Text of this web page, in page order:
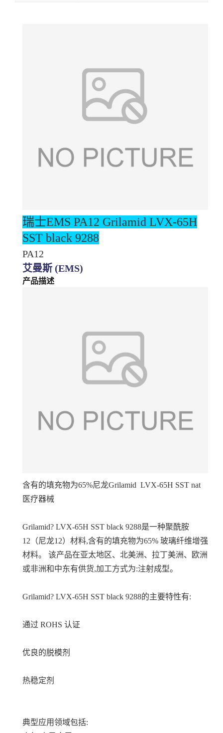
瑞士EMS PA12 Grilamid LVX-65H
SST black 9288
PA12
艾曼斯 (EMS)
产品描述
含有的填充物为65%尼龙Grilamid LVX-65H SST nat
医疗器械
Grilamid? LVX-65H SST black 9288是一种聚酰胺
12（尼龙12）材料,含有的填充物为65% 玻璃纤维增强
材料。 该产品在亚太地区、北美洲、拉丁美洲、欧洲
或非洲和中东有供货,加工方式为:注射成型。
Grilamid? LVX-65H SST black 9288的主要特性有:
通过 ROHS 认证
优良的脱模剂
热稳定剂
典型应用领域包括: